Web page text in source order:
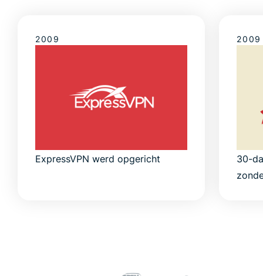
2009
ExpressVPN werd opgericht
2009
30-